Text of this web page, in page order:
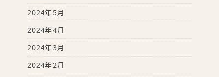
2024年5月
2024年4月
2024年3月
2024年2月